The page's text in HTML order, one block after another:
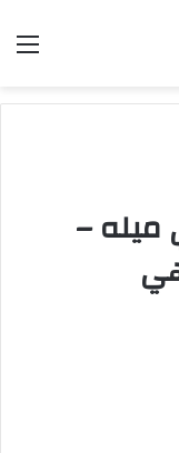
ميله –